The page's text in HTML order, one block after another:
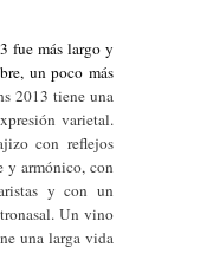
fue más largo y
un poco más
2013 tiene una
varietal.
con reflejos
y armónico, con
y con un
Un vino
una larga vida